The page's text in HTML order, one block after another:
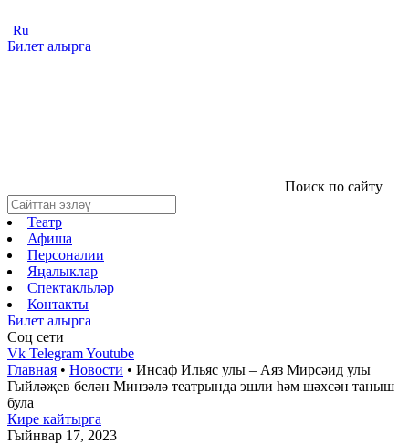
Ru
Билет алырга
Поиск по сайту
Театр
Афиша
Персоналии
Яңалыклар
Спектакльләр
Контакты
Билет алырга
Соц cети
Vk TelegramYoutube
Главная • Новости • Инсаф Ильяс улы – Аяз Мирсәид улы
Гыйләҗев белән Минзәлә театрында эшли һәм шәхсән таныш
була
Кире кайтырга
Гыйнвар 17, 2023